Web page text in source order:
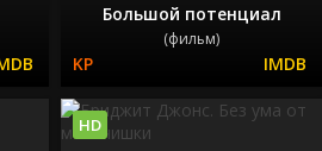
Большой потенциал
(фильм)
HD